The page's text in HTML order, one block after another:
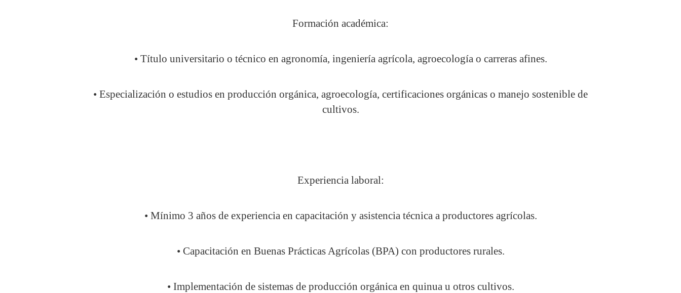
Formación académica:
• Título universitario o técnico en agronomía, ingeniería agrícola, agroecología o carreras afines.
• Especialización o estudios en producción orgánica, agroecología, certificaciones orgánicas o manejo sostenible de
cultivos.
Experiencia laboral:
• Mínimo 3 años de experiencia en capacitación y asistencia técnica a productores agrícolas.
• Capacitación en Buenas Prácticas Agrícolas (BPA) con productores rurales.
• Implementación de sistemas de producción orgánica en quinua u otros cultivos.